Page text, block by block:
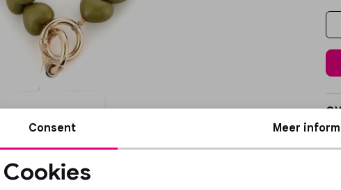
Noodzakelijke
Consent Meer
Cookies